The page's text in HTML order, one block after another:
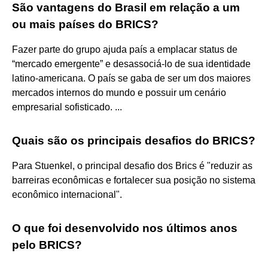
São vantagens do Brasil em relação a um
ou mais países do BRICS?
Fazer parte do grupo ajuda país a emplacar status de
“mercado emergente” e desassociá-lo de sua identidade
latino-americana. O país se gaba de ser um dos maiores
mercados internos do mundo e possuir um cenário
empresarial sofisticado. ...
Quais são os principais desafios do BRICS?
Para Stuenkel, o principal desafio dos Brics é "reduzir as
barreiras econômicas e fortalecer sua posição no sistema
econômico internacional".
O que foi desenvolvido nos últimos anos
pelo BRICS?